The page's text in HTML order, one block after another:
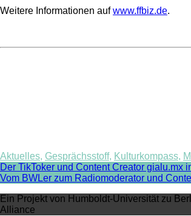
Weitere Informationen aufwww.ffbiz.de.
Aktuelles, Gesprächsstoff, Kulturkompass,
Post
navigation
Der TikToker und Content Creator gialu.mx
Vom BWLer zum Radiomoderator und
Ein Projekt von Humboldt-Universität zu
Alliance